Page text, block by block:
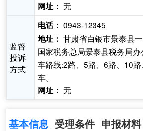
网址： 无
监督
投诉
方式
电话： 0943-12345
地址： 甘肃省白银市景泰县
国家税务总局景泰县税务局
车路线:2路、5路、6路、10
车。
网址： 无
基本信息 受理条件 申报材料